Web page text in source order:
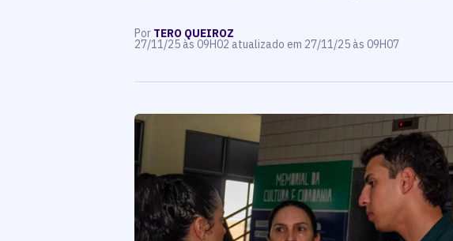
Por TERO QUEIROZ
27/11/25 às 09H02 atualizado em 27/11/25 às 09H07